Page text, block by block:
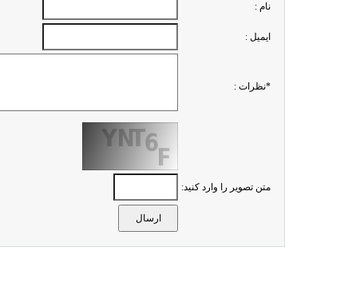
نام :
ايميل :
*نظرات :
متن تصویر را وارد کنید: